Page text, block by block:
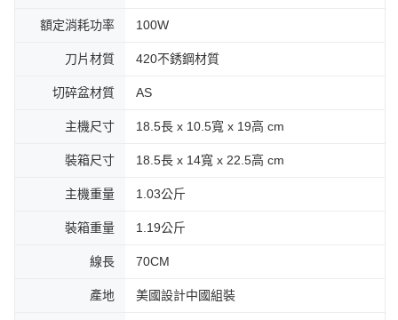
額定消耗功率 100W
刀片材質 420不銹鋼材質
切碎盆材質 AS
主機尺寸 18.5長 x 10.5寬 x 19高 cm
裝箱尺寸 18.5長 x 14寬 x 22.5高 cm
主機重量 1.03公斤
裝箱重量 1.19公斤
線長 70CM
產地 美國設計中國組裝